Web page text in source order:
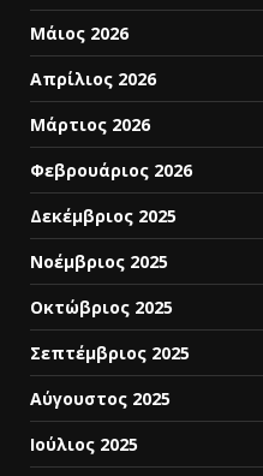
Μάιος 2026
Απρίλιος 2026
Μάρτιος 2026
Φεβρουάριος 2026
Δεκέμβριος 2025
Νοέμβριος 2025
Οκτώβριος 2025
Σεπτέμβριος 2025
Αύγουστος 2025
Ιούλιος 2025